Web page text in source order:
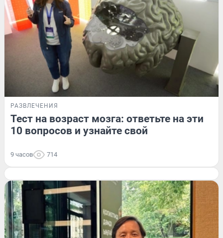
РАЗВЛЕЧЕНИЯ
Тест на возраст мозга: ответьте на эти
10 вопросов и узнайте свой
9 часов 714